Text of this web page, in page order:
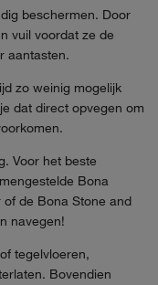
beschermen. Door
vuil voordat ze de
aantasten.
zo weinig mogelijk
dat direct opvegen om
Voor het beste
Bona
de Bona Stone and
navegen!
tegelvloeren,
Bovendien